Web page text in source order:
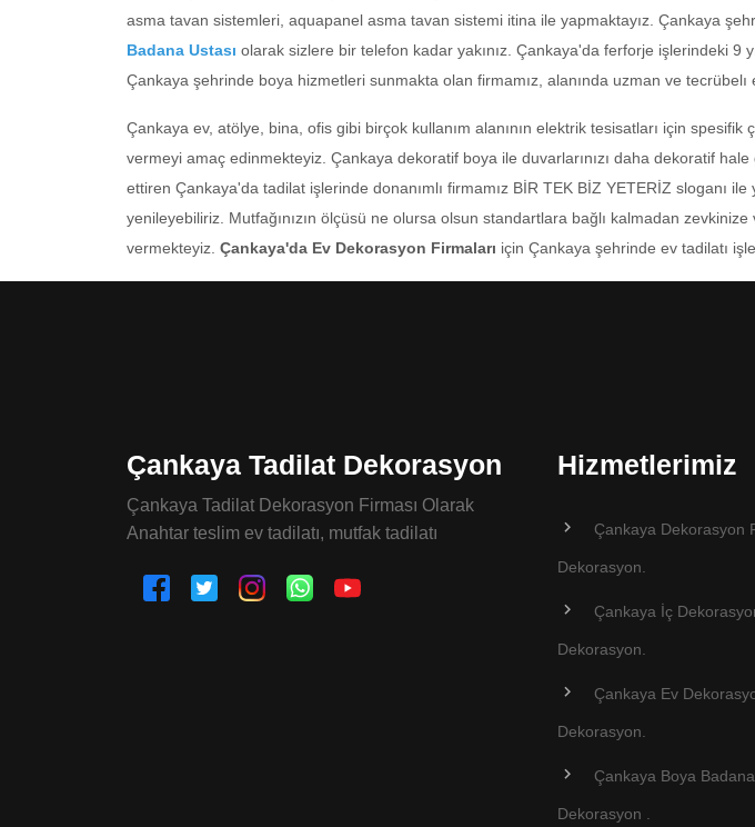
asma tavan sistemleri, aquapanel asma tavan sistemi itina ile yapmaktayız. Çankaya
Badana Ustası olarak sizlere bir telefon kadar yakınız. Çankaya'da ferforje işlerindeki 9
Çankaya şehrinde boya hizmetleri sunmakta olan firmamız, alanında uzman ve tecrübelı
Çankaya ev, atölye, bina, ofis gibi birçok kullanım alanının elektrik tesisatları için
vermeyi amaç edinmekteyiz. Çankaya dekoratif boya ile duvarlarınızı daha dekoratif hale
ettiren Çankaya'da tadilat işlerinde donanımlı firmamız BİR TEK BİZ YETERİZ sloganı
yenileyebiliriz. Mutfağınızın ölçüsü ne olursa olsun standartlara bağlı kalmadan
vermekteyiz. Çankaya'da Ev Dekorasyon Firmaları için Çankaya şehrinde ev tadilatı
Çankaya Tadilat Dekorasyon
Çankaya Tadilat Dekorasyon Firması Olarak
Anahtar teslim ev tadilatı, mutfak tadilatı
Hizmetlerimiz
Çankaya Dekorasyon
Dekorasyon.
Çankaya İç
Dekorasyon.
Çankaya Ev
Dekorasyon.
Çankaya Boya
Dekorasyon .